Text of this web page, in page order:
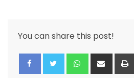
You can share this post!
Whatsapp
Share
via